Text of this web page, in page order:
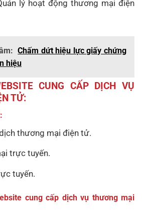
lý hoạt động thương mại điện
Chấm dứt hiệu lực giấy chứng
hiệu
CUNG CẤP DỊCH VỤ
TỬ:
thương mại điện tử.
trực tuyến.
tuyến.
cung cấp dịch vụ thương mại